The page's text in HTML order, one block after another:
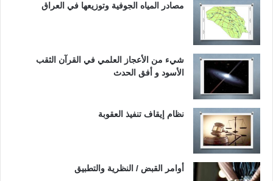
مصادر المياه الجوفية وتوزيعها في العراق
شيء من الأعجاز العلمي في القرآن الثقب
الأسود و أفق الحدث
نظام إيقاف تنفيذ العقوبة
أوامر القبض / النظرية والتطبيق